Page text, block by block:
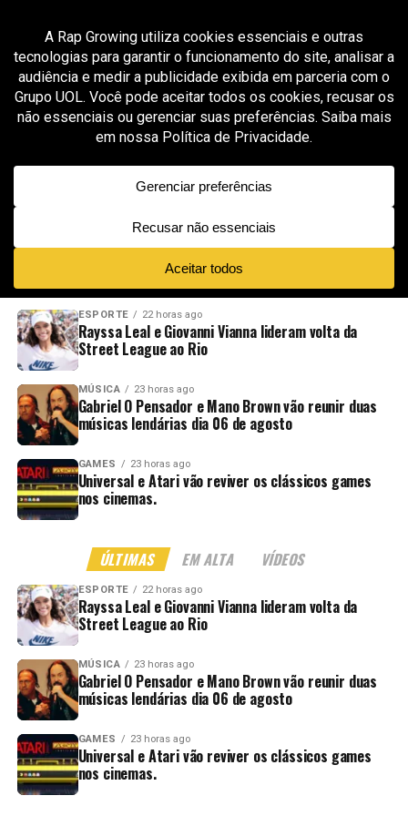
All posts tagged "HZPROD War Torn"
GROOVER X RAP GROWING 1 mês ago
HZPROD transforma hip-hop cinematográfico
em campanha humanitária no projeto “War
Torn”
NOVIDADES EM ALTA VÍDEOS
ESPORTE 22 horas ago
Rayssa Leal e Giovanni Vianna lideram volta da
Street League ao Rio
MÚSICA 23 horas ago
Gabriel O Pensador e Mano Brown vão reunir duas
músicas lendárias dia 06 de agosto
GAMES 23 horas ago
Universal e Atari vão reviver os clássicos games
nos cinemas.
ÚLTIMAS EM ALTA VÍDEOS
ESPORTE 22 horas ago
Rayssa Leal e Giovanni Vianna lideram volta da
Street League ao Rio
MÚSICA 23 horas ago
Gabriel O Pensador e Mano Brown vão reunir duas
músicas lendárias dia 06 de agosto
GAMES 23 horas ago
Universal e Atari vão reviver os clássicos games
nos cinemas.